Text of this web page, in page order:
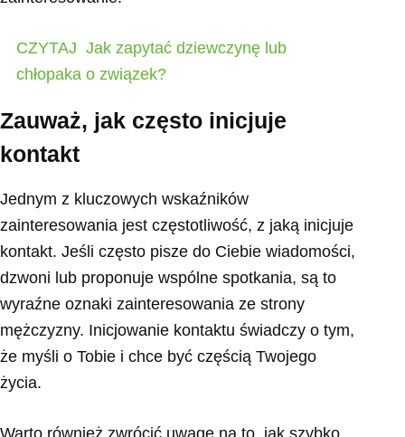
CZYTAJ Jak zapytać dziewczynę lub
chłopaka o związek?
Zauważ, jak często inicjuje
kontakt
Jednym z kluczowych wskaźników
zainteresowania jest częstotliwość, z jaką inicjuje
kontakt. Jeśli często pisze do Ciebie wiadomości,
dzwoni lub proponuje wspólne spotkania, są to
wyraźne oznaki zainteresowania ze strony
mężczyzny. Inicjowanie kontaktu świadczy o tym,
że myśli o Tobie i chce być częścią Twojego
życia.